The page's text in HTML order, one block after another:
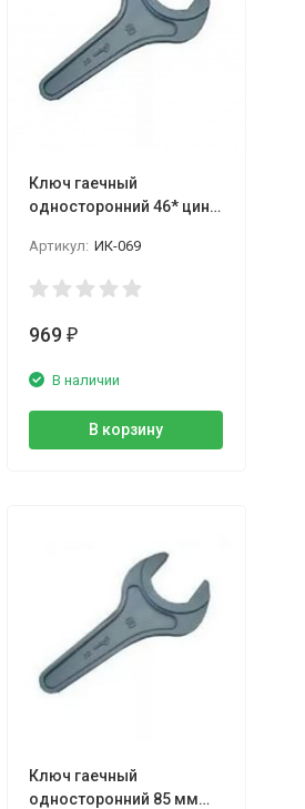
Ключ гаечный
односторонний 46* цинк,
Артикул: ИК-069
969 ₽
В наличии
В корзину
Ключ гаечный
односторонний 85 мм